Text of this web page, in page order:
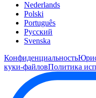
Nederlands
Polski
Português
Pусский
Svenska
Конфиденциальность
куки-файловПолитика